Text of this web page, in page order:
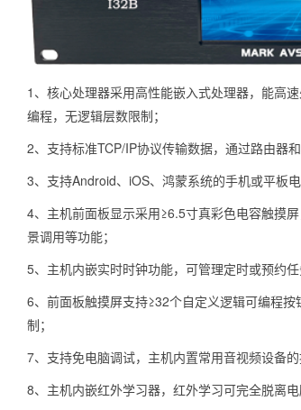
1、核心处理器采用高性能嵌入式处理器，能高
编程，无逻辑层数限制；
2、支持标准TCP/IP协议传输数据，通过路由器
3、支持Android、iOS、鸿蒙系统的手机或平板电
4、主机前面板显示采用≥6.5寸真彩色电容触摸
景调用等功能；
5、主机内嵌实时时钟功能，可管理定时或预约
6、前面板触摸屏支持≥32个自定义逻辑可编程
制；
7、支持免电脑调试，主机内置常用音视频设备
8、主机内嵌红外学习器，红外学习可完全脱离